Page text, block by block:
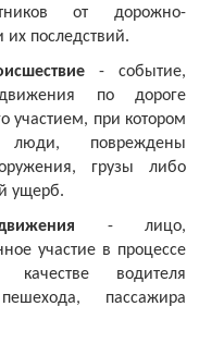
от дорожно-
их последствий.
- событие,
по дороге
участием, при котором
повреждены
грузы либо
ущерб.
- лицо,
участие в процессе
водителя
пассажира